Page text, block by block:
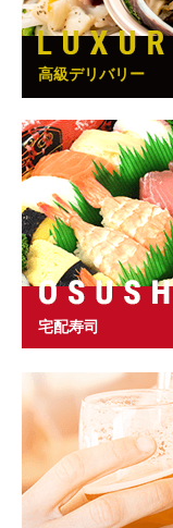
高級デリバリー
宅配寿司